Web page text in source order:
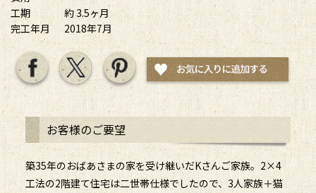
工期
約 3.5ヶ月
完工年月
2018年7月
お客様のご要望
築35年のおばあさまの家を受け継いだKさんご家族。2×4
工法の2階建て住宅は二世帯仕様でしたので、3人家族＋猫